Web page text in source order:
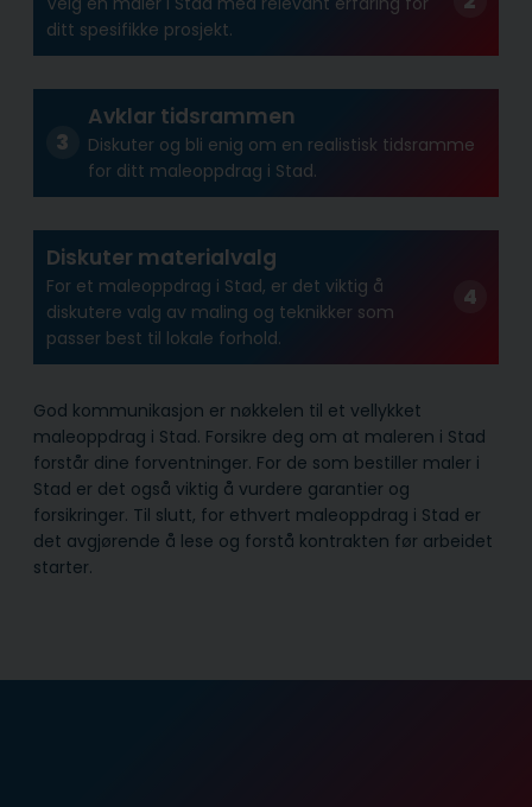
ditt spesifikke prosjekt.
Avklar tidsrammen
Diskuter og bli enig om en realistisk tidsramme
for ditt maleoppdrag i Stad.
Diskuter materialvalg
For et maleoppdrag i Stad, er det viktig å
diskutere valg av maling og teknikker som
passer best til lokale forhold.
God kommunikasjon er nøkkelen til et vellykket
maleoppdrag i Stad. Forsikre deg om at maleren i Stad
forstår dine forventninger. For de som bestiller maler i
Stad er det også viktig å vurdere garantier og
forsikringer. Til slutt, for ethvert maleoppdrag i Stad er
det avgjørende å lese og forstå kontrakten før arbeidet
starter.